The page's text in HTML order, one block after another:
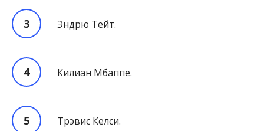
Эндрю Тейт.
Килиан Мбаппе.
Трэвис Келси.